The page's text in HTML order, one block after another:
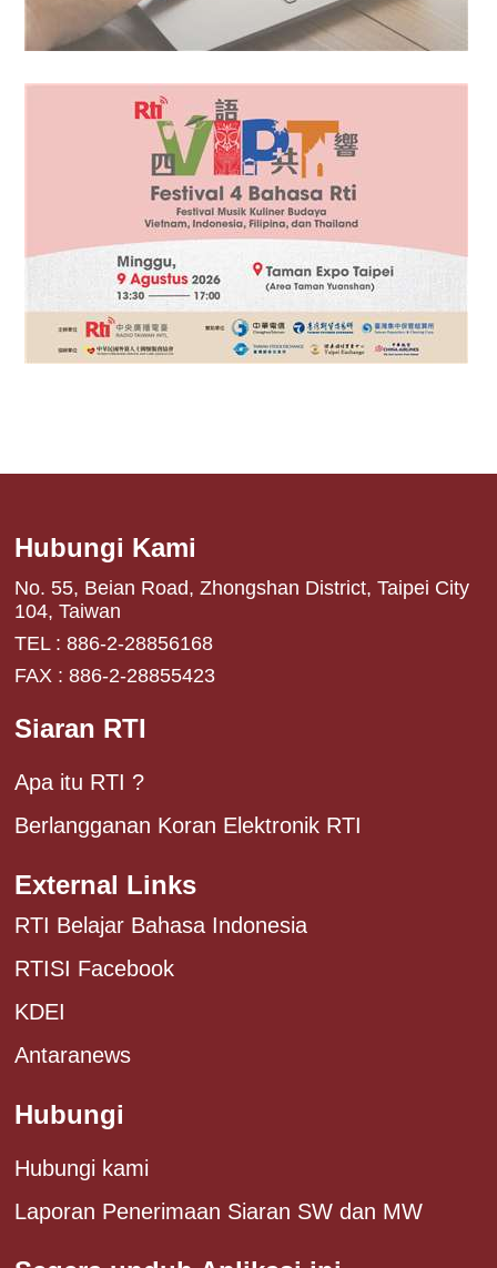
Hubungi Kami
No. 55, Beian Road, Zhongshan District, Taipei City
104, Taiwan
TEL : 886-2-28856168
FAX : 886-2-28855423
Siaran RTI
Apa itu RTI ?
Berlangganan Koran Elektronik RTI
External Links
RTI Belajar Bahasa Indonesia
RTISI Facebook
KDEI
Antaranews
Hubungi
Hubungi kami
Laporan Penerimaan Siaran SW dan MW